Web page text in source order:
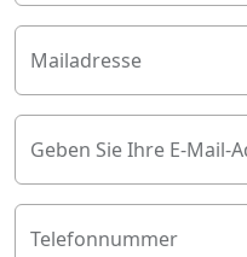
Mailadresse
Geben Sie Ihre E-Mail-
Telefonnummer